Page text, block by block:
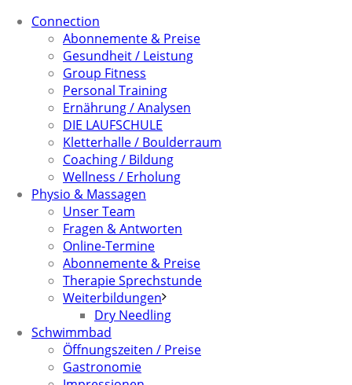
Connection
Abonnemente & Preise
Gesundheit / Leistung
Group Fitness
Personal Training
Ernährung / Analysen
DIE LAUFSCHULE
Kletterhalle / Boulderraum
Coaching / Bildung
Wellness / Erholung
Physio & Massagen
Unser Team
Fragen & Antworten
Online-Termine
Abonnemente & Preise
Therapie Sprechstunde
Weiterbildungen
Dry Needling
Schwimmbad
Öffnungszeiten / Preise
Gastronomie